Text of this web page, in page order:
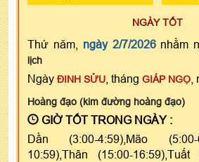
NGÀY TỐT
Thứ năm, ngày 2/7/2026nhằm
lịch
Ngày ĐINH SỬU , tháng GIÁP NGỌ
Hoàng đạo (kim đường hoàng đạo)
GIỜ TỐT TRONG NGÀY :
Dần (3:00-4:59),Mão
10:59),Thân (15:00-16:59),Tuất